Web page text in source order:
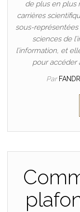
de plus en plus
carrières
sous-
sciences de
l’information, et
pour accéder
Par